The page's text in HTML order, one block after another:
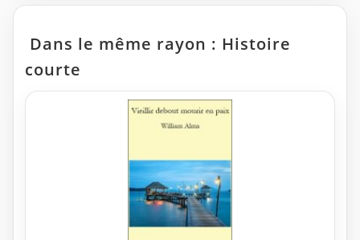
Dans le même rayon : Histoire
courte